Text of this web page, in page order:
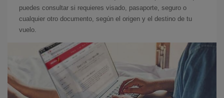
puedes consultar si requieres visado, pasaporte, seguro o
cualquier otro documento, según el origen y el destino de tu
vuelo.